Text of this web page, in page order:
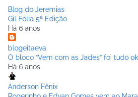
Blog do Jeremias
Gil Folia 5ª Edição
Há 6 anos
blogeitaeva
O bloco “Vem com as Jades” foi tudo
Há 6 anos
Anderson Fênix